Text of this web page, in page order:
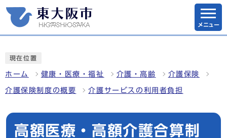
メニュー
現在位置
ホーム 健康・医療・福祉 介護・高齢 介護保険
介護保険制度の概要 介護サービスの利用者負担
高額医療・高額介護合算制